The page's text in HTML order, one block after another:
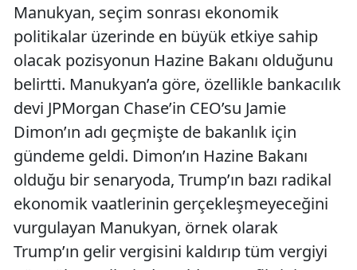
Manukyan, seçim sonrası ekonomik
politikalar üzerinde en büyük etkiye sahip
olacak pozisyonun Hazine Bakanı olduğunu
belirtti. Manukyan’a göre, özellikle bankacılık
devi JPMorgan Chase’in CEO’su Jamie
Dimon’ın adı geçmişte de bakanlık için
gündeme geldi. Dimon’ın Hazine Bakanı
olduğu bir senaryoda, Trump’ın bazı radikal
ekonomik vaatlerinin gerçekleşmeyeceğini
vurgulayan Manukyan, örnek olarak
Trump’ın gelir vergisini kaldırıp tüm vergiyi